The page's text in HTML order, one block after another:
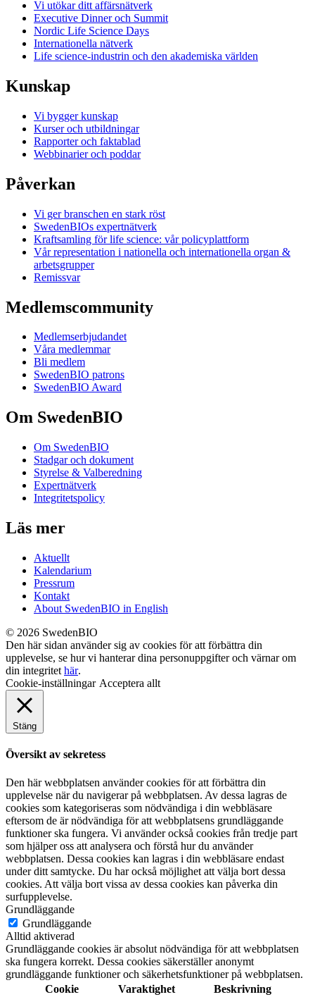
Vi utökar ditt affärsnätverk
Executive Dinner och Summit
Nordic Life Science Days
Internationella nätverk
Life science-industrin och den akademiska världen
Kunskap
Vi bygger kunskap
Kurser och utbildningar
Rapporter och faktablad
Webbinarier och poddar
Påverkan
Vi ger branschen en stark röst
SwedenBIOs expertnätverk
Kraftsamling för life science: vår policyplattform
Vår representation i nationella och internationella organ &
arbetsgrupper
Remissvar
Medlemscommunity
Medlemserbjudandet
Våra medlemmar
Bli medlem
SwedenBIO patrons
SwedenBIO Award
Om SwedenBIO
Om SwedenBIO
Stadgar och dokument
Styrelse & Valberedning
Expertnätverk
Integritetspolicy
Läs mer
Aktuellt
Kalendarium
Pressrum
Kontakt
About SwedenBIO in English
© 2026 SwedenBIO
Den här sidan använder sig av cookies för att förbättra din
upplevelse, se hur vi hanterar dina personuppgifter och värnar om
din integritet här.
Cookie-inställningar Acceptera allt
Stäng
Översikt av sekretess
Den här webbplatsen använder cookies för att förbättra din
upplevelse när du navigerar på webbplatsen. Av dessa lagras de
cookies som kategoriseras som nödvändiga i din webbläsare
eftersom de är nödvändiga för att webbplatsens grundläggande
funktioner ska fungera. Vi använder också cookies från tredje part
som hjälper oss att analysera och förstå hur du använder
webbplatsen. Dessa cookies kan lagras i din webbläsare endast
under ditt samtycke. Du har också möjlighet att välja bort dessa
cookies. Att välja bort vissa av dessa cookies kan påverka din
surfupplevelse.
Grundläggande
Grundläggande
Alltid aktiverad
Grundläggande cookies är absolut nödvändiga för att webbplatsen
ska fungera korrekt. Dessa cookies säkerställer anonymt
grundläggande funktioner och säkerhetsfunktioner på webbplatsen.
Cookie
Varaktighet Beskrivning